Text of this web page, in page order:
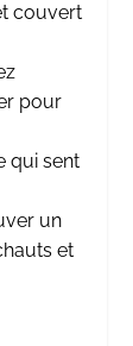
couvert
pour
qui sent
un
et